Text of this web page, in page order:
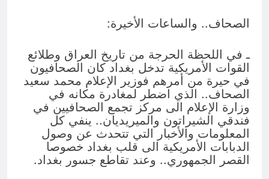
الصحاف.. والساعات الأخيرة:
ـ في اللحظة الحرجة من تاريخ العراق وطلائع
القوات الأمريكية تدخل بغداد كان الصحافيون
في حيرة من أمرهم فوزير الإعلام محمد سعيد
الصحاف.. الذي اضطر لمغادرة مكانه في
وزارة الإعلام الى مركز تجمع الصحافيين في
فندقي الشيراتون والميريديان.. ينفي كل
المعلومات والأخبار التي تتحدث عن وصول
الدبابات الأمريكية الى قلب بغداد خصوصا
القصر الجمهوري.. وعند تقاطع جسور بغداد.